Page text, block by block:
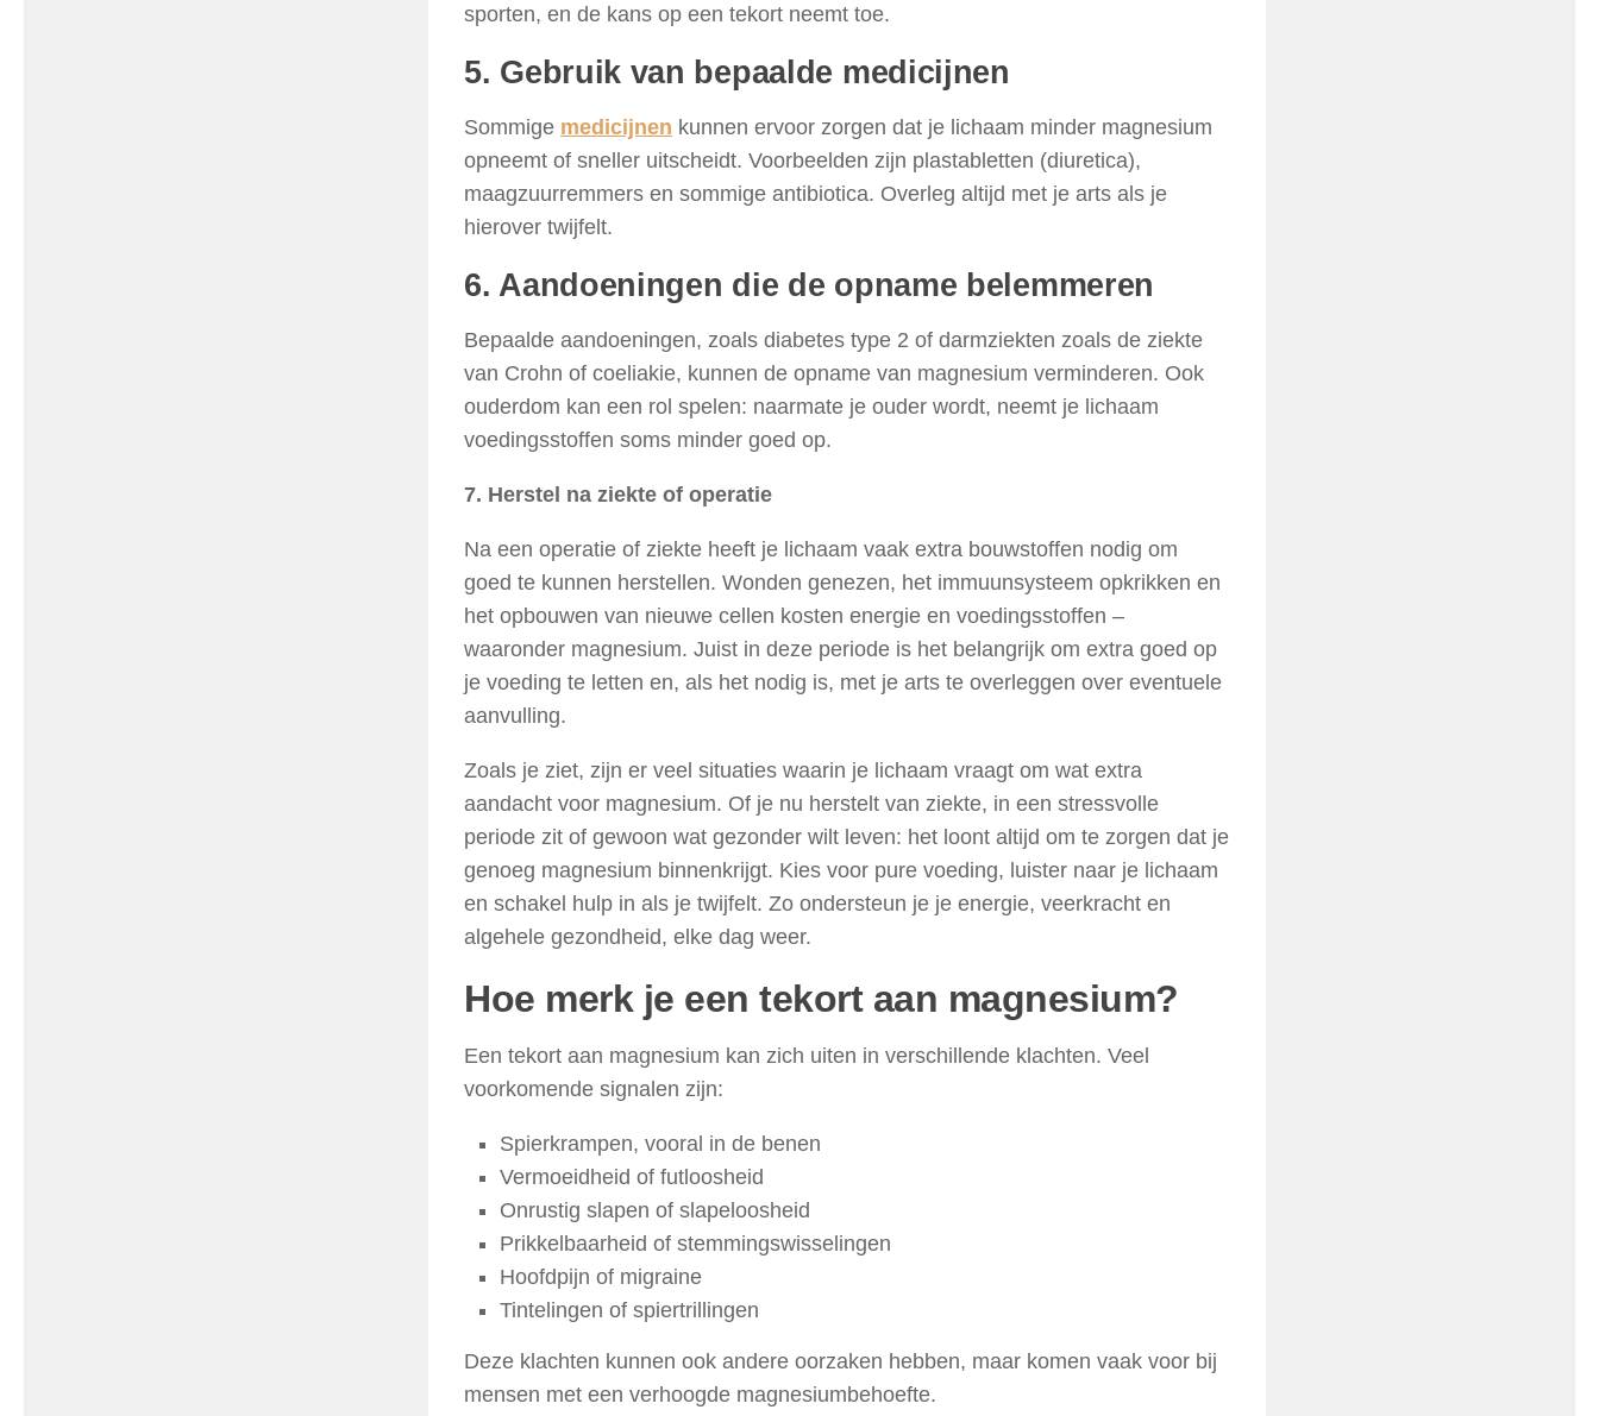
sporten, en de kans op een tekort neemt toe.
5. Gebruik van bepaalde medicijnen
Sommige medicijnen kunnen ervoor zorgen dat je lichaam minder magnesium
opneemt of sneller uitscheidt. Voorbeelden zijn plastabletten (diuretica),
maagzuurremmers en sommige antibiotica. Overleg altijd met je arts als je
hierover twijfelt.
6. Aandoeningen die de opname belemmeren
Bepaalde aandoeningen, zoals diabetes type 2 of darmziekten zoals de ziekte
van Crohn of coeliakie, kunnen de opname van magnesium verminderen. Ook
ouderdom kan een rol spelen: naarmate je ouder wordt, neemt je lichaam
voedingsstoffen soms minder goed op.
7. Herstel na ziekte of operatie
Na een operatie of ziekte heeft je lichaam vaak extra bouwstoffen nodig om
goed te kunnen herstellen. Wonden genezen, het immuunsysteem opkrikken en
het opbouwen van nieuwe cellen kosten energie en voedingsstoffen –
waaronder magnesium. Juist in deze periode is het belangrijk om extra goed op
je voeding te letten en, als het nodig is, met je arts te overleggen over eventuele
aanvulling.
Zoals je ziet, zijn er veel situaties waarin je lichaam vraagt om wat extra
aandacht voor magnesium. Of je nu herstelt van ziekte, in een stressvolle
periode zit of gewoon wat gezonder wilt leven: het loont altijd om te zorgen dat je
genoeg magnesium binnenkrijgt. Kies voor pure voeding, luister naar je lichaam
en schakel hulp in als je twijfelt. Zo ondersteun je je energie, veerkracht en
algehele gezondheid, elke dag weer.
Hoe merk je een tekort aan magnesium?
Een tekort aan magnesium kan zich uiten in verschillende klachten. Veel
voorkomende signalen zijn:
Spierkrampen, vooral in de benen
Vermoeidheid of futloosheid
Onrustig slapen of slapeloosheid
Prikkelbaarheid of stemmingswisselingen
Hoofdpijn of migraine
Tintelingen of spiertrillingen
Deze klachten kunnen ook andere oorzaken hebben, maar komen vaak voor bij
mensen met een verhoogde magnesiumbehoefte.